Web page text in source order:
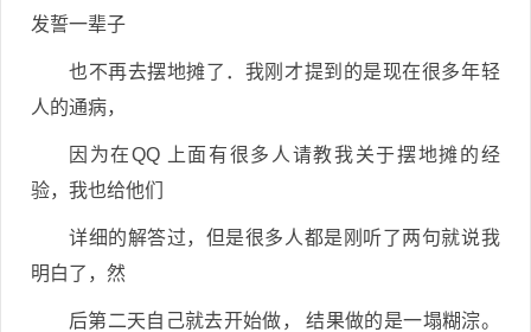
发誓一辈子
也不再去摆地摊了．我刚才提到的是现在很多年轻
人的通病，
因为在QQ 上面有很多人请教我关于摆地摊的经
验，我也给他们
详细的解答过，但是很多人都是刚听了两句就说我
明白了，然
后第二天自己就去开始做， 结果做的是一塌糊淙。